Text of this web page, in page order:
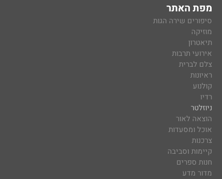
מפת האתר
סיפורים שירה הגות
מוזיקה
תיאטרון
אירועי תרבות
צלם לברית
ראיונות
קולנוע
רדיו
ניוזלטר
הוצאה לאור
אוכל ומסעדות
צרכנות
קיימות וסביבה
חנות ספרים
מדור מדע